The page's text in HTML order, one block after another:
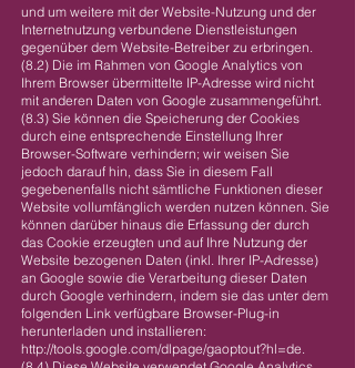
und um weitere mit der Website-Nutzung und der
Internetnutzung verbundene Dienstleistungen
gegenüber dem Website-Betreiber zu erbringen.
(8.2) Die im Rahmen von Google Analytics von
Ihrem Browser übermittelte IP-Adresse wird nicht
mit anderen Daten von Google zusammengeführt.
(8.3) Sie können die Speicherung der Cookies
durch eine entsprechende Einstellung Ihrer
Browser-Software verhindern; wir weisen Sie
jedoch darauf hin, dass Sie in diesem Fall
gegebenenfalls nicht sämtliche Funktionen dieser
Website vollumfänglich werden nutzen können. Sie
können darüber hinaus die Erfassung der durch
das Cookie erzeugten und auf Ihre Nutzung der
Website bezogenen Daten (inkl. Ihrer IP-Adresse)
an Google sowie die Verarbeitung dieser Daten
durch Google verhindern, indem sie das unter dem
folgenden Link verfügbare Browser-Plug-in
herunterladen und installieren:
http://tools.google.com/dlpage/gaoptout?hl=de.